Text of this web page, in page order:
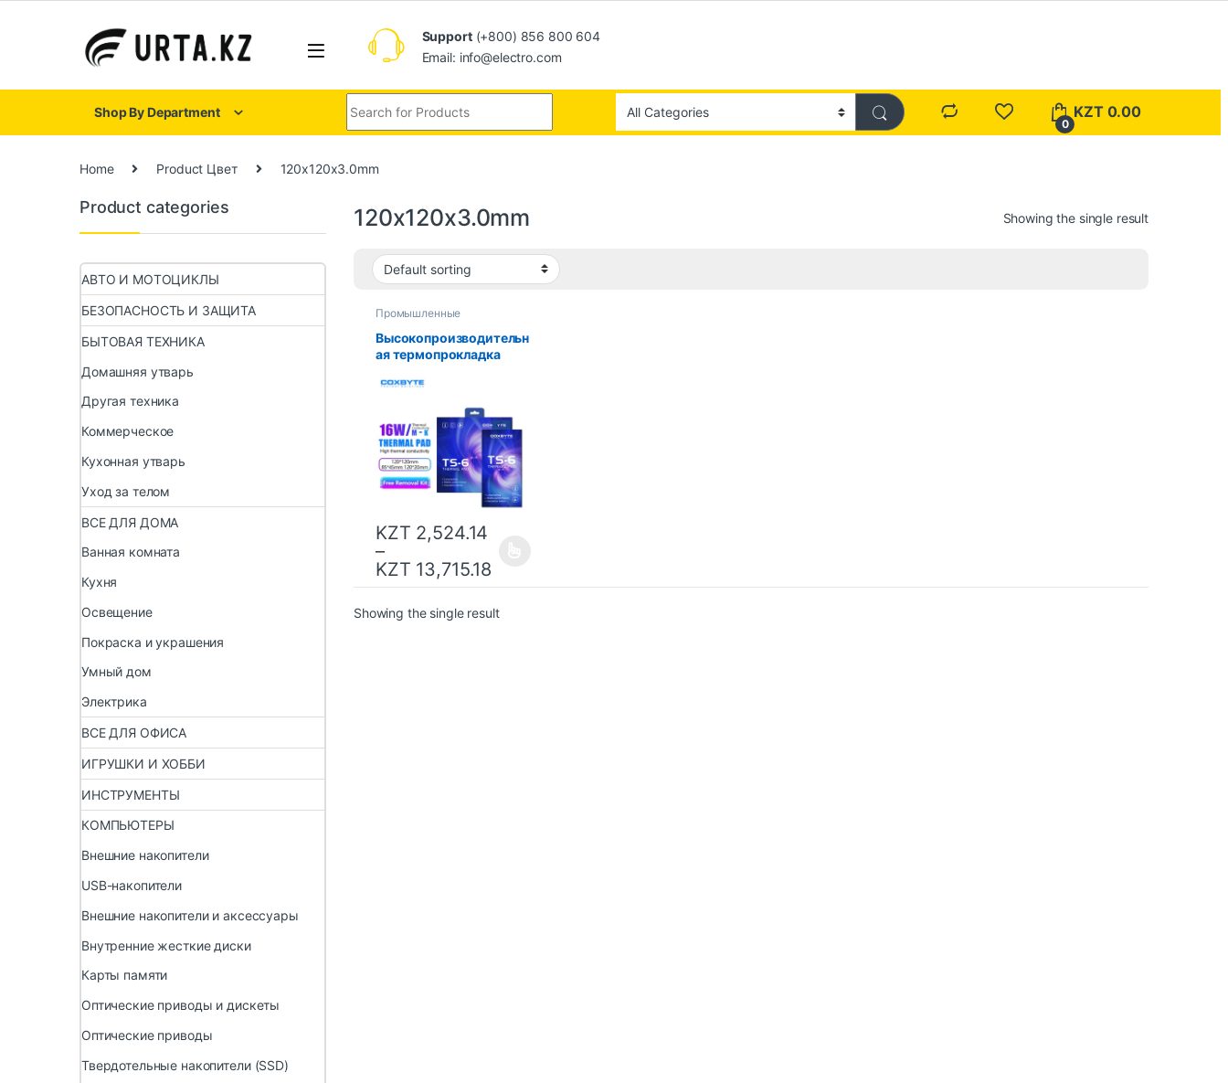
Support(+800) 856 800 604
Email: info@electro.com
Shop By Department
0
KZT 0.00
Home Product Цвет 120x120x3.0mm
120x120x3.0mm Showing the single result
Промышленные
Высокопроизводительн
ая термопрокладка
теплопроводная
термопрокладка для
процессора/
графического
процессора,
видеокарты,
термопрокладка для
материнской платы
KZT 2,524.14
–
KZT 13,715.18
Showing the single result
Product categories
АВТО И МОТОЦИКЛЫ
БЕЗОПАСНОСТЬ И ЗАЩИТА
БЫТОВАЯ ТЕХНИКА
Домашняя утварь
Другая техника
Коммерческое
Кухонная утварь
Уход за телом
ВСЕ ДЛЯ ДОМА
Ванная комната
Кухня
Освещение
Покраска и украшения
Умный дом
Электрика
ВСЕ ДЛЯ ОФИСА
ИГРУШКИ И ХОББИ
ИНСТРУМЕНТЫ
КОМПЬЮТЕРЫ
Внешние накопители
USB-накопители
Внешние накопители и аксессуары
Внутренние жесткие диски
Карты памяти
Оптические приводы и дискеты
Оптические приводы
Твердотельные накопители (SSD)